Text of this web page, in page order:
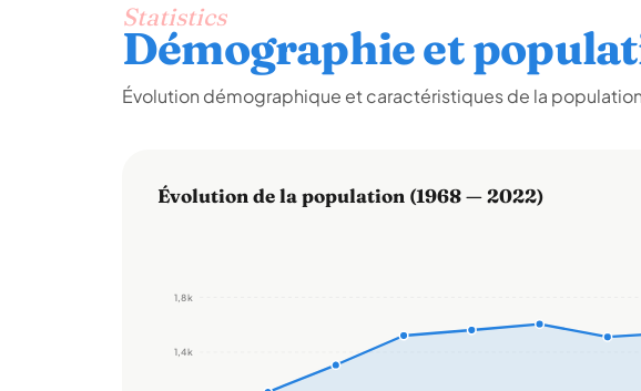
Statistics
Démographie et
Évolution démographique et caractéristiques de la
Évolution de la population (1968 — 2022)
1,4 k
1,8 k